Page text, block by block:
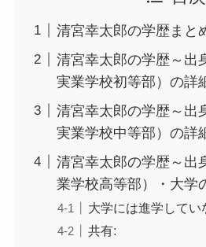
清宮幸太郎の学歴まと
清宮幸太郎の学歴～出
実業学校初等部）の詳
清宮幸太郎の学歴～出
実業学校中等部）の詳
清宮幸太郎の学歴～出
業学校高等部）・大学
大学には進学してい
共有: